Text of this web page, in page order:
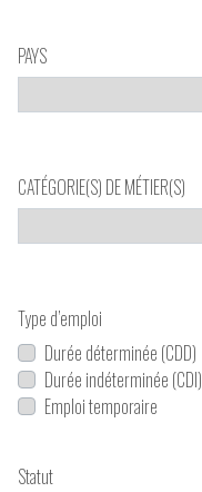
PAYS
CATÉGORIE(S) DE MÉTIER(S)
Type d’emploi
Durée déterminée (CDD)
Durée indéterminée (CDI)
Emploi temporaire
Statut